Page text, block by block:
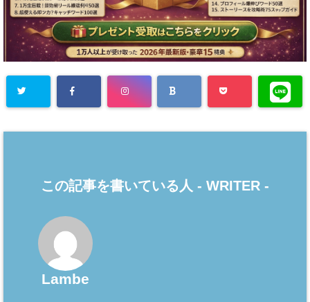
この記事を書いている人 - WRITER -
Lambe